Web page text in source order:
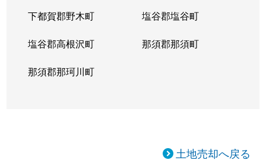
下都賀郡野木町 塩谷郡塩谷町
塩谷郡高根沢町 那須郡那須町
那須郡那珂川町
土地売却へ戻る